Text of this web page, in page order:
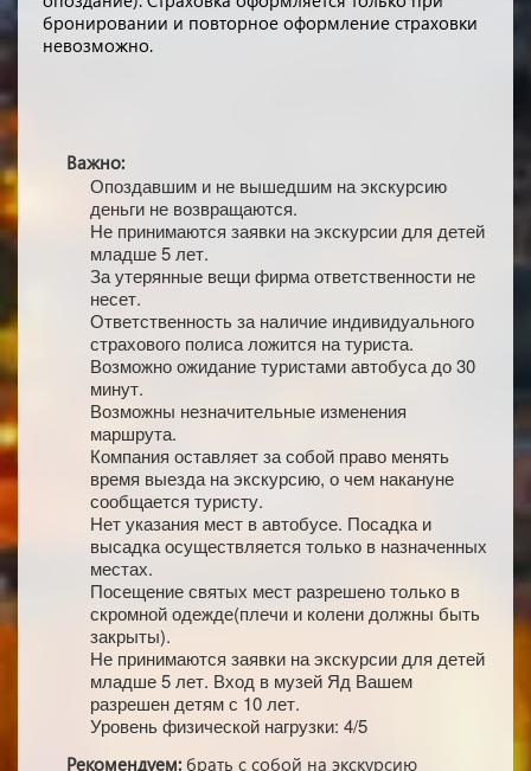
бронировании и повторное оформление страховки
невозможно.
Важно:
Опоздавшим и не вышедшим на экскурсию
деньги не возвращаются.
Не принимаются заявки на экскурсии для детей
младше 5 лет.
За утерянные вещи фирма ответственности не
несет.
Ответственность за наличие индивидуального
страхового полиса ложится на туриста.
Возможно ожидание туристами автобуса до 30
минут.
Возможны незначительные изменения
маршрута.
Компания оставляет за собой право менять
время выезда на экскурсию, о чем накануне
сообщается туристу.
Нет указания мест в автобуcе. Посадка и
высадка осуществляется только в назначенных
местах.
Посещение святых мест разрешено только в
скромной одежде(плечи и колени должны быть
закрыты).
Не принимаются заявки на экскурсии для детей
младше 5 лет. Вход в музей Яд Вашем
разрешен детям с 10 лет.
Уровень физической нагрузки: 4/5
Рекомендуем: брать с собой на экскурсию